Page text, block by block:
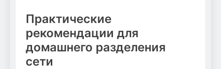
Практические
рекомендации для
домашнего разделения
сети